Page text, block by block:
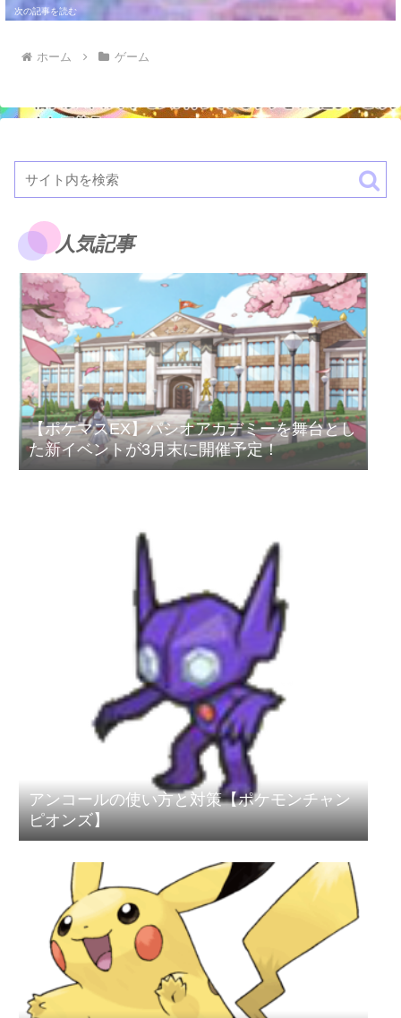
ホーム ゲーム
人気記事
【ポケマスEX】パシオアカデミーを舞台とし
た新イベントが3月末に開催予定！
アンコールの使い方と対策【ポケモンチャン
ピオンズ】